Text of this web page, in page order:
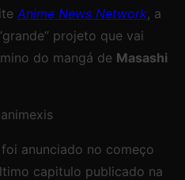
Anime News Network, a
projeto que vai
do mangá de Masashi
anunciado no começo
capitulo publicado na